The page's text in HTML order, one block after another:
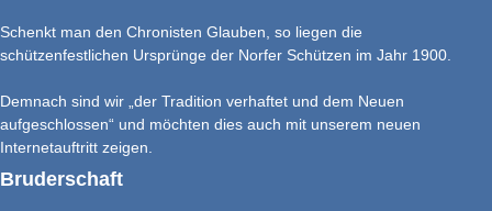
Schenkt man den Chronisten Glauben, so liegen die
schützenfestlichen Ursprünge der Norfer Schützen im Jahr 1900.
Demnach sind wir „der Tradition verhaftet und dem Neuen
aufgeschlossen“ und möchten dies auch mit unserem neuen
Internetauftritt zeigen.
Bruderschaft